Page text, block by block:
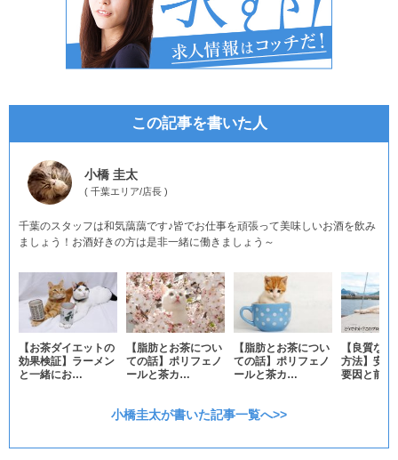
この記事を書いた人
小橋 圭太
( 千葉エリア/店長 )
千葉のスタッフは和気藹藹です♪皆でお仕事を頑張って美味しいお酒を飲み
ましょう！お酒好きの方は是非一緒に働きましょう～
【お茶ダイエットの
効果検証】ラーメン
と一緒にお…
【脂肪とお茶につい
ての話】ポリフェノ
ールと茶カ…
【脂肪とお茶につい
ての話】ポリフェノ
ールと茶カ…
【良質な
方法】安眠
要因と前
小橋圭太が書いた記事一覧へ>>